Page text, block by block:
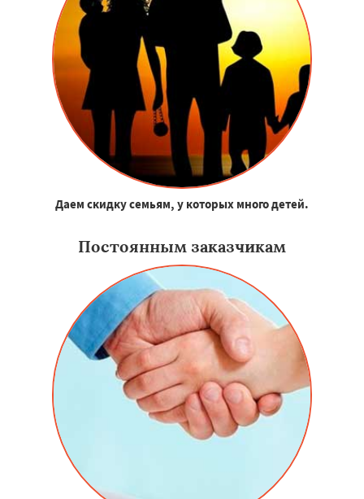
Даем скидку семьям, у которых много детей.
Постоянным заказчикам